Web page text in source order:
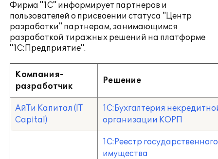
Фирма "1С" информирует партнеров и
пользователей о присвоении статуса "Центр
разработки" партнерам, занимающимся
разработкой тиражных решений на платформе
"1С:Предприятие".
Компания-
разработчик
Решение
АйТи Капитал (IT
Capital)
1С:Бухгалтерия
организации КОРП
1С:Реестр
имущества